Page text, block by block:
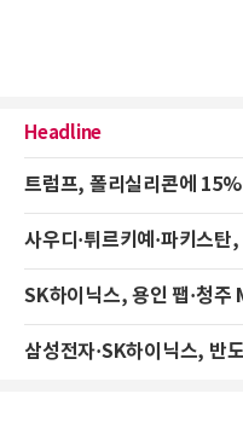
Headline
트럼프, 폴리실리콘에
사우디·튀르키예·파키스탄
SK하이닉스, 용인 팹·청주
삼성전자·SK하이닉스, 반